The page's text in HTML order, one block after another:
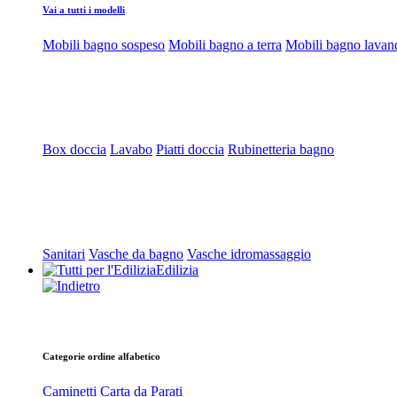
Vai a tutti i modelli
Mobili bagno sospeso Mobili bagno a terra Mobili bagno
Box doccia Lavabo Piatti doccia Rubinetteria bagno
Sanitari Vasche da bagno Vasche idromassaggio
Edilizia
Categorie ordine alfabetico
Caminetti Carta da Parati